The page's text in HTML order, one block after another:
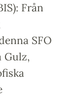
Från
SFO
Gulz,